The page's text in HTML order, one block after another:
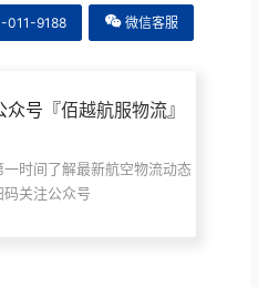
011-9188 微信客服
众号『佰越航服物流』
一时间了解最新航空物流动态
码关注公众号